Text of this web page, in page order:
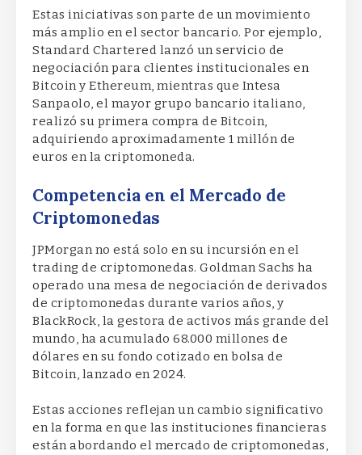
Estas iniciativas son parte de un movimiento
más amplio en el sector bancario. Por ejemplo,
Standard Chartered lanzó un servicio de
negociación para clientes institucionales en
Bitcoin y Ethereum, mientras que Intesa
Sanpaolo, el mayor grupo bancario italiano,
realizó su primera compra de Bitcoin,
adquiriendo aproximadamente 1 millón de
euros en la criptomoneda.
Competencia en el Mercado de
Criptomonedas
JPMorgan no está solo en su incursión en el
trading de criptomonedas. Goldman Sachs ha
operado una mesa de negociación de derivados
de criptomonedas durante varios años, y
BlackRock, la gestora de activos más grande del
mundo, ha acumulado 68.000 millones de
dólares en su fondo cotizado en bolsa de
Bitcoin, lanzado en 2024.
Estas acciones reflejan un cambio significativo
en la forma en que las instituciones financieras
están abordando el mercado de criptomonedas,